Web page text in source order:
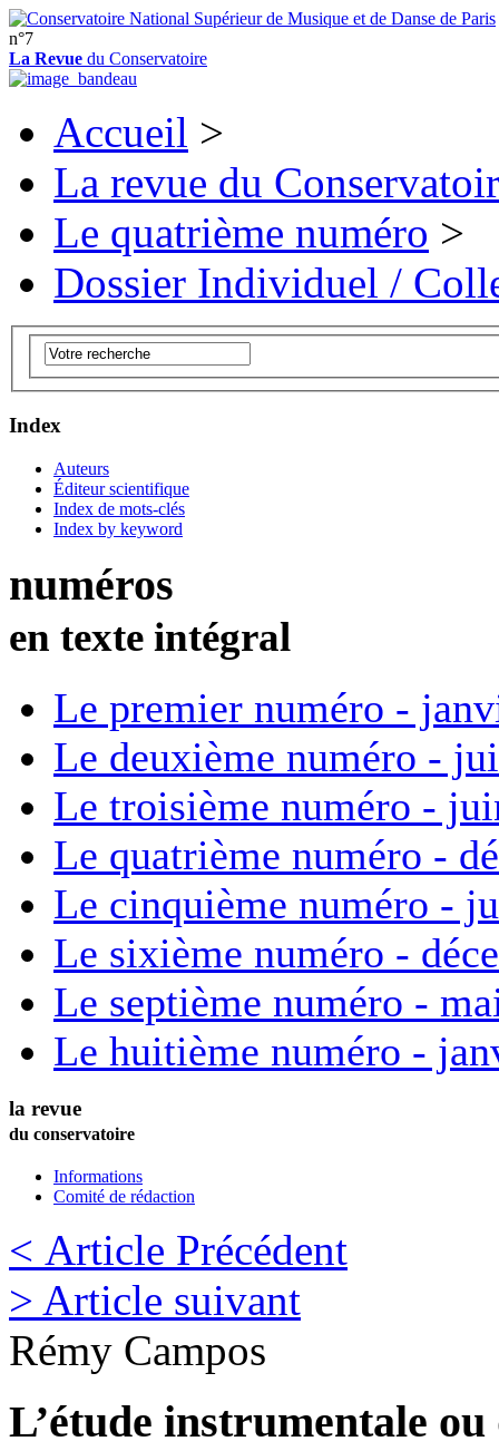
n°7
La Revue du Conservatoire
Accueil >
La revue du
Le quatrième numéro >
Dossier Individuel /
Index
Auteurs
Éditeur scientifique
Index de mots-clés
Index by keyword
numéros
en texte intégral
Le premier numéro -
Le deuxième numéro -
Le troisième numéro -
Le quatrième numéro -
Le cinquième numéro -
Le sixième numéro -
Le septième numéro -
Le huitième numéro -
la revue
du conservatoire
Informations
Comité de rédaction
< Article Précédent
> Article suivant
Rémy Campos
L’étude instrumentale